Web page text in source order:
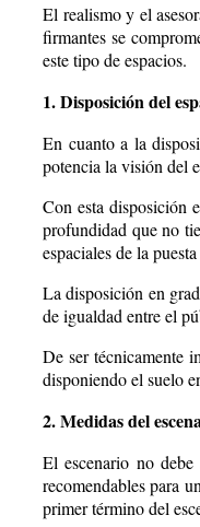
El realismo y el
firmantes se
este tipo de espacios.
1. Disposición del
En cuanto a la
potencia la visión del
Con esta disposición
profundidad que no
espaciales de la
La disposición en
de igualdad entre el
De ser técnicamente
disponiendo el suelo
2. Medidas del
El escenario no
recomendables para
primer término del